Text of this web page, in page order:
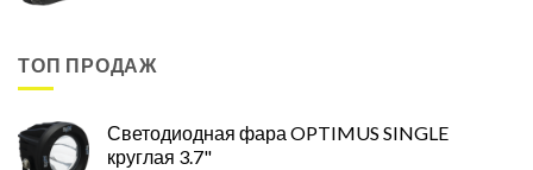
ТОП ПРОДАЖ
Светодиодная фара OPTIMUS SINGLE
круглая 3.7"